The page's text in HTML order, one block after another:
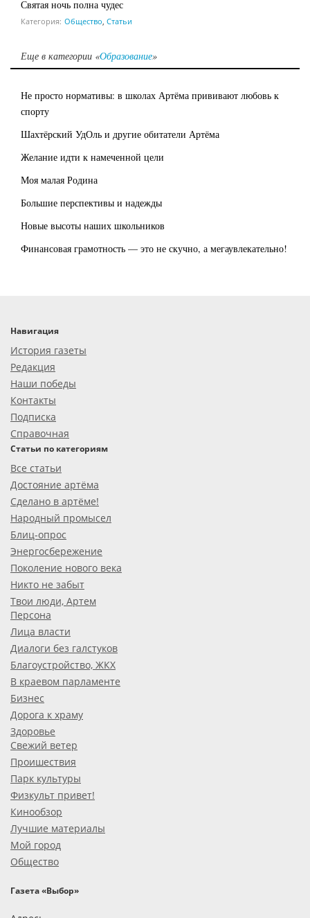
Святая ночь полна чудес
Категория: Общество Статьи
Еще в категории «Образование»
Не просто нормативы: в школах Артёма прививают любовь к
спорту
Шахтёрский УдОль и другие обитатели Артёма
Желание идти к намеченной цели
Моя малая Родина
Большие перспективы и надежды
Новые высоты наших школьников
Финансовая грамотность — это не скучно, а мегаувлекательно!
Навигация
История газеты
Редакция
Наши победы
Контакты
Подписка
Справочная
Статьи по категориям
Все статьи
Достояние артёма
Сделано в артёме!
Народный промысел
Блиц-опрос
Энергосбережение
Поколение нового века
Никто не забыт
Твои люди, Артем
Персона
Лица власти
Диалоги без галстуков
Благоустройство, ЖКХ
В краевом парламенте
Бизнес
Дорога к храму
Здоровье
Свежий ветер
Проишествия
Парк культуры
Физкульт привет!
Кинообзор
Лучшие материалы
Мой город
Общество
Газета «Выбор»